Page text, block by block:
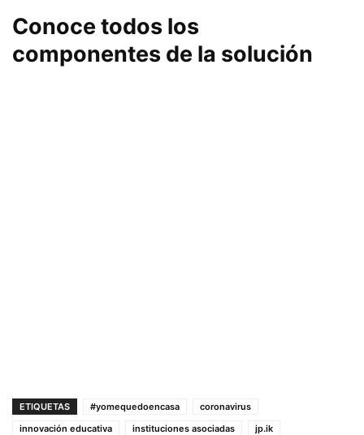
Conoce todos los
componentes de la solución
ETIQUETAS #yomequedoencasa
coronavirus
innovación educativa
instituciones asociadas
jp.ik